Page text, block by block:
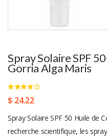
Spray Solaire SPF
Gorria Alga Maris
$ 24.22
Spray Solaire SPF 50 Huile de
recherche scientifique, les